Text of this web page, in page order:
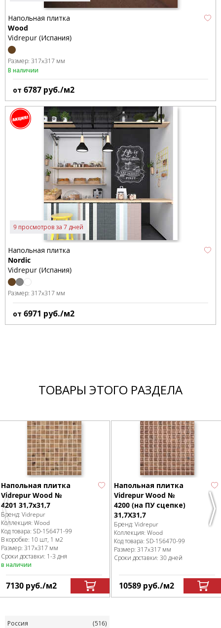
Напольная плитка
Wood
Vidrepur (Испания)
Размер: 317x317 мм
В наличии
от 6787 руб./м2
9 просмотров за 7 дней
Напольная плитка
Nordic
Vidrepur (Испания)
Размер: 317x317 мм
от 6971 руб./м2
ТОВАРЫ ЭТОГО РАЗДЕЛА
Previous
Напольная плитка
Vidrepur Wood №
4201 31,7x31,7
Бренд: Vidrepur
Коллекция: Wood
Код товара: SD-156471-99
В коробке: 10 шт, 1 м2
Размер: 317x317 мм
Сроки доставки: 1-3 дня
в наличии
7130 руб./м2
Напольная плитка
Vidrepur Wood №
4200 (на ПУ сцепке)
31,7Х31,7
Бренд: Vidrepur
Коллекция: Wood
Код товара: SD-156470-99
Размер: 317x317 мм
Сроки доставки: 30 дней
10589 руб./м2
Россия (516)